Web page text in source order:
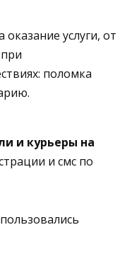
услуги, от
поломка
и курьеры на
и смс по